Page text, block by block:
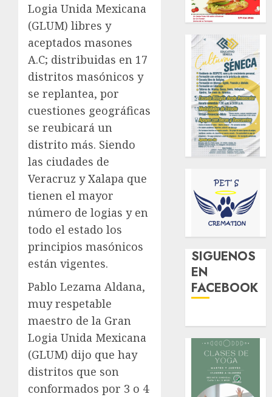
Logia Unida Mexicana
(GLUM) libres y
aceptados masones
A.C; distribuidas en 17
distritos masónicos y
se replantea, por
cuestiones geográficas
se reubicará un
distrito más. Siendo
las ciudades de
Veracruz y Xalapa que
tienen el mayor
número de logias y en
todo el estado los
principios masónicos
están vigentes.
Pablo Lezama Aldana,
muy respetable
maestro de la Gran
Logia Unida Mexicana
(GLUM) dijo que hay
distritos que son
conformados por 3 o 4
SIGUENOS
EN
FACEBOOK